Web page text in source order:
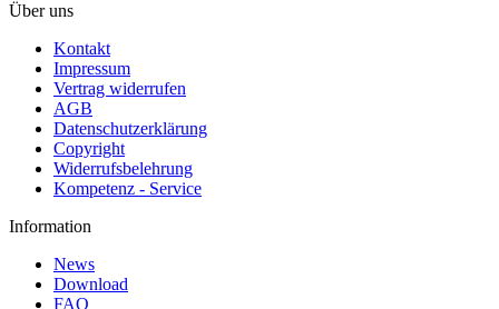
Über uns
Kontakt
Impressum
Vertrag widerrufen
AGB
Datenschutzerklärung
Copyright
Widerrufsbelehrung
Kompetenz - Service
Information
News
Download
FAQ